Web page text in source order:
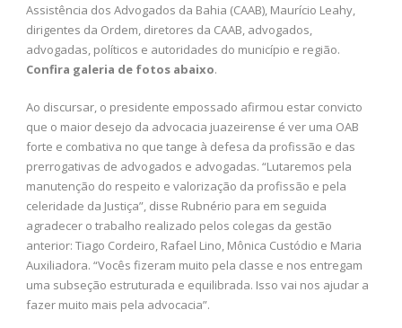
Assistência dos Advogados da Bahia (CAAB), Maurício Leahy,
dirigentes da Ordem, diretores da CAAB, advogados,
advogadas, políticos e autoridades do município e região.
Confira galeria de fotos abaixo.
Ao discursar, o presidente empossado afirmou estar convicto
que o maior desejo da advocacia juazeirense é ver uma OAB
forte e combativa no que tange à defesa da profissão e das
prerrogativas de advogados e advogadas. “Lutaremos pela
manutenção do respeito e valorização da profissão e pela
celeridade da Justiça”, disse Rubnério para em seguida
agradecer o trabalho realizado pelos colegas da gestão
anterior: Tiago Cordeiro, Rafael Lino, Mônica Custódio e Maria
Auxiliadora. “Vocês fizeram muito pela classe e nos entregam
uma subseção estruturada e equilibrada. Isso vai nos ajudar a
fazer muito mais pela advocacia”.